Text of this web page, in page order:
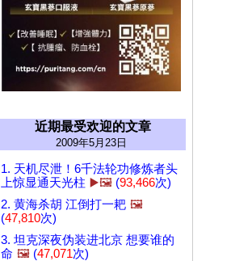
近期最受欢迎的文章
2009年5月23日
1. 天机尽泄！6千法轮功修炼者头
上惊显通天光柱 ▶️🖼️ (93,466次)
2. 黄海杀胡 江倒打一耙 🖼️
(47,810次)
3. 坦克深夜伪装进北京 想要谁的
命 🖼️ (47,071次)